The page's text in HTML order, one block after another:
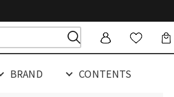
BRAND CONTENTS